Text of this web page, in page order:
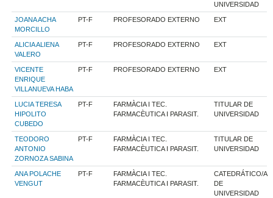
UNIVERSIDAD
JOANA ACHA
MORCILLO
PT-F PROFESORADO EXTERNO EXT
ALICIA ALIENA
VALERO
PT-F PROFESORADO EXTERNO EXT
VICENTE
ENRIQUE
VILLANUEVA HABA
PT-F PROFESORADO EXTERNO EXT
LUCIA TERESA
HIPOLITO
CUBEDO
PT-F
FARMÀCIA I TEC.
FARMACÈUTICA I PARASIT.
TITULAR DE
UNIVERSIDAD
TEODORO
ANTONIO
ZORNOZA SABINA
PT-F
FARMÀCIA I TEC.
FARMACÈUTICA I PARASIT.
TITULAR DE
UNIVERSIDAD
ANA POLACHE
VENGUT
PT-F
FARMÀCIA I TEC.
FARMACÈUTICA I PARASIT.
CATEDRÁTICO/A
DE
UNIVERSIDAD